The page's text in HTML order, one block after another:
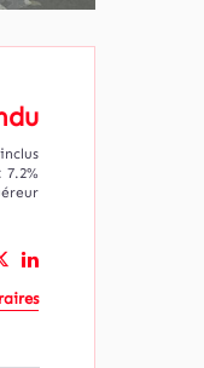
7.2%